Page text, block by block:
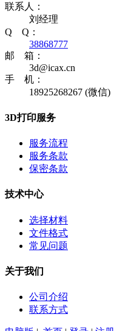
联系人：
刘经理
Q Q：
38868777
邮 箱：
3d@icax.cn
手 机：
18925268267 (微信)
3D打印服务
服务流程
服务条款
保密条款
技术中心
选择材料
文件格式
常见问题
关于我们
公司介绍
联系方式